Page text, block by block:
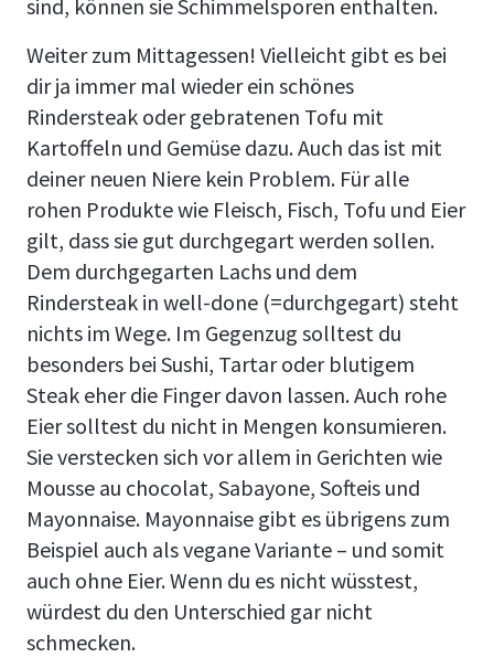
sind, können sie Schimmelsporen enthalten.
Weiter zum Mittagessen! Vielleicht gibt es bei
dir ja immer mal wieder ein schönes
Rindersteak oder gebratenen Tofu mit
Kartoffeln und Gemüse dazu. Auch das ist mit
deiner neuen Niere kein Problem. Für alle
rohen Produkte wie Fleisch, Fisch, Tofu und Eier
gilt, dass sie gut durchgegart werden sollen.
Dem durchgegarten Lachs und dem
Rindersteak in well-done (=durchgegart) steht
nichts im Wege. Im Gegenzug solltest du
besonders bei Sushi, Tartar oder blutigem
Steak eher die Finger davon lassen. Auch rohe
Eier solltest du nicht in Mengen konsumieren.
Sie verstecken sich vor allem in Gerichten wie
Mousse au chocolat, Sabayone, Softeis und
Mayonnaise. Mayonnaise gibt es übrigens zum
Beispiel auch als vegane Variante – und somit
auch ohne Eier. Wenn du es nicht wüsstest,
würdest du den Unterschied gar nicht
schmecken.